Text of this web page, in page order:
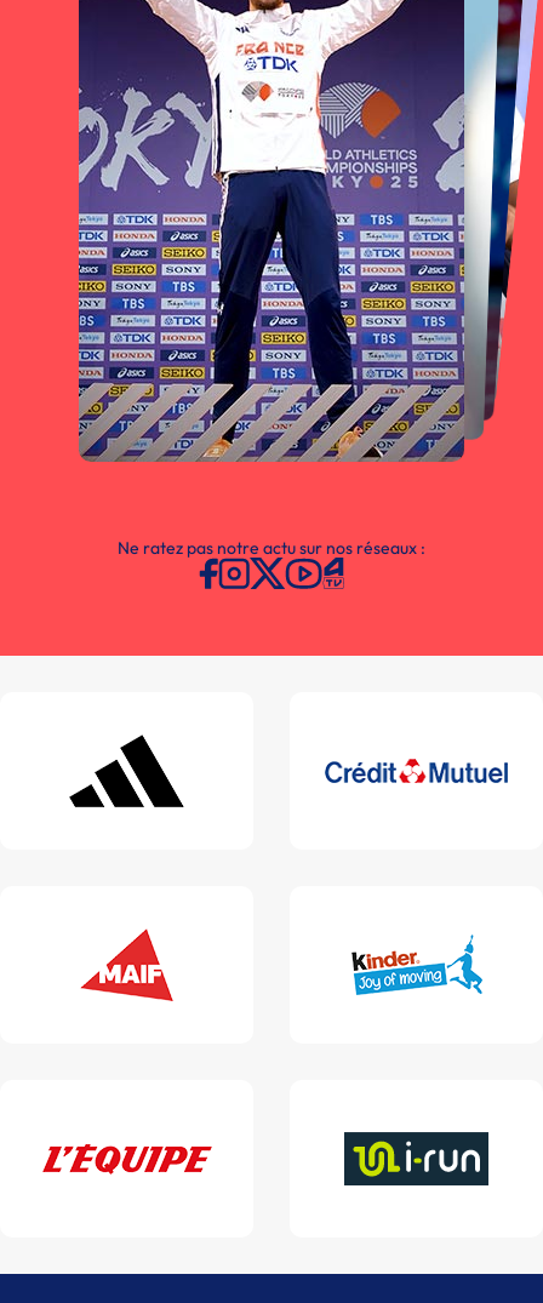
Ne ratez pas notre actu sur nos réseaux :